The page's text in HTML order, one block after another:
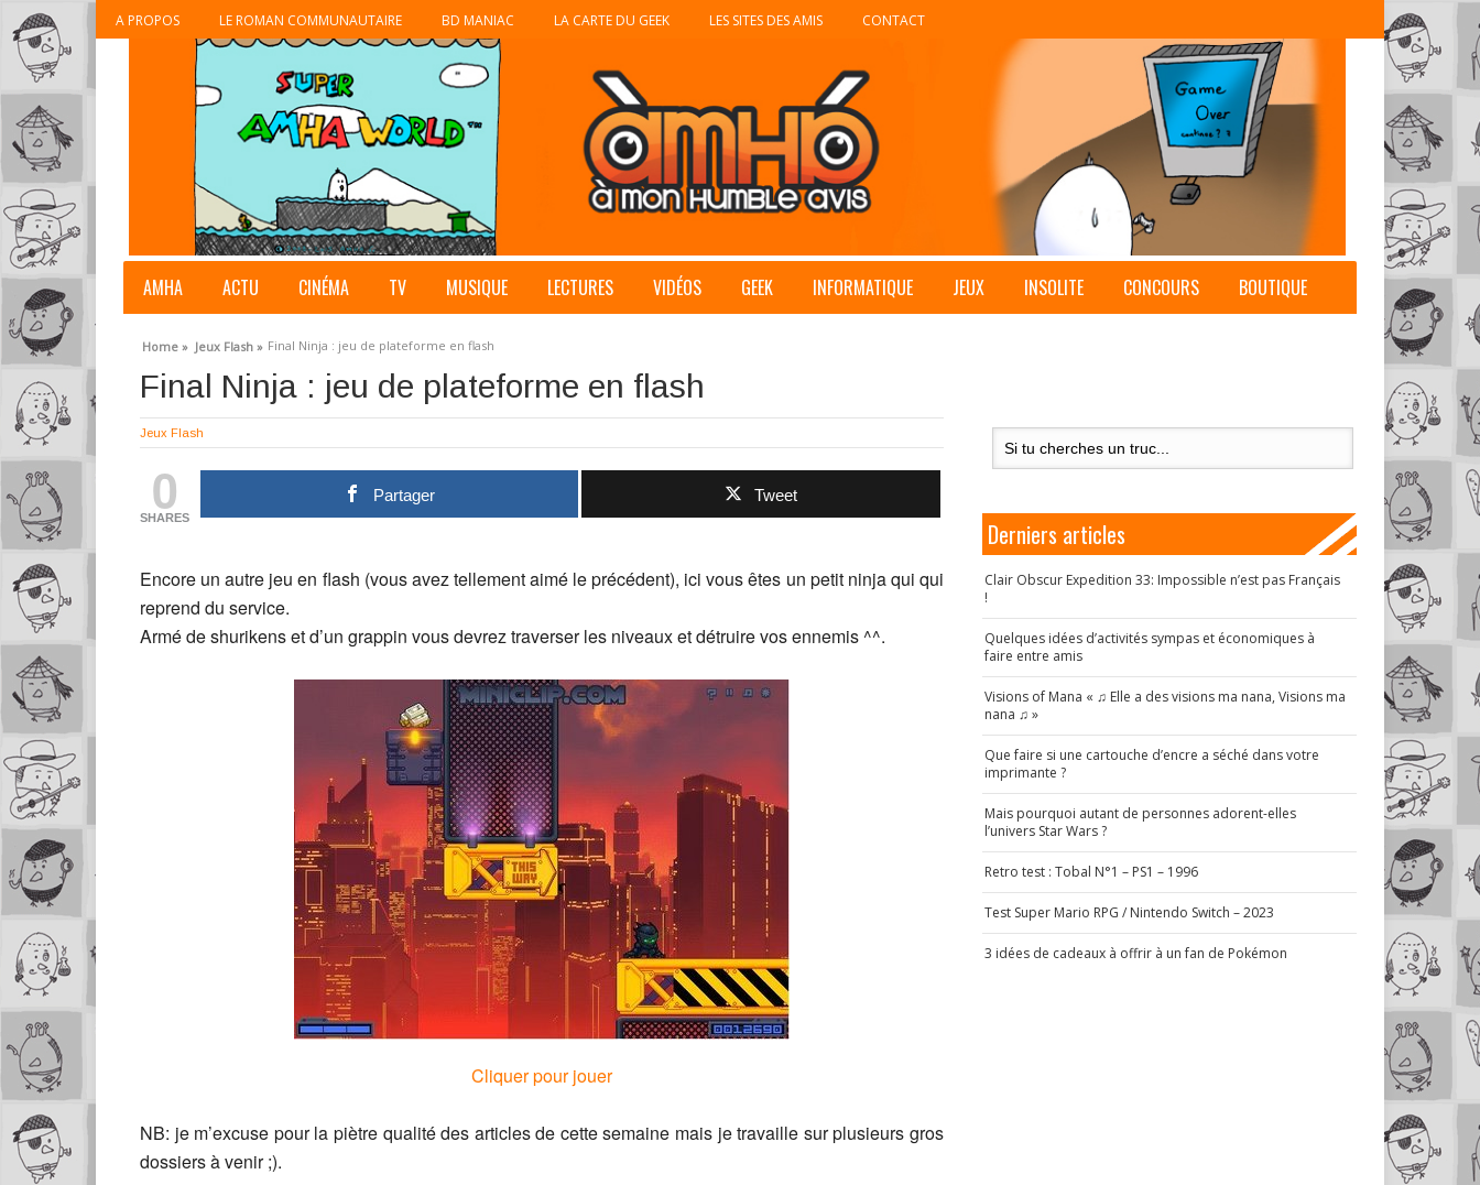
A PROPOS LE ROMAN COMMUNAUTAIRE BD MANIAC LA CARTE DU GEEK LES SITES DES AMIS CONTACT
AMHA ACTU CINÉMA TV MUSIQUE LECTURES VIDÉOS GEEK INFORMATIQUE JEUX INSOLITE CONCOURS BOUTIQUE
Home » Jeux Flash » Final Ninja : jeu de plateforme en flash
Final Ninja : jeu de plateforme en flash
Jeux Flash
0
SHARES
Partager Tweet
Encore un autre jeu en flash (vous avez tellement aimé le précédent), ici vous êtes un petit ninja qui qui
reprend du service.
Armé de shurikens et d’un grappin vous devrez traverser les niveaux et détruire vos ennemis ^^.
Cliquer pour jouer
NB: je m’excuse pour la piètre qualité des articles de cette semaine mais je travaille sur plusieurs gros
dossiers à venir ;).
Derniers articles
Clair Obscur Expedition 33: Impossible n’est pas Français
!
Quelques idées d’activités sympas et économiques à
faire entre amis
Visions of Mana « ♫ Elle a des visions ma nana, Visions ma
nana ♫ »
Que faire si une cartouche d’encre a séché dans votre
imprimante ?
Mais pourquoi autant de personnes adorent-elles
l’univers Star Wars ?
Retro test : Tobal N°1 – PS1 – 1996
Test Super Mario RPG / Nintendo Switch – 2023
3 idées de cadeaux à offrir à un fan de Pokémon